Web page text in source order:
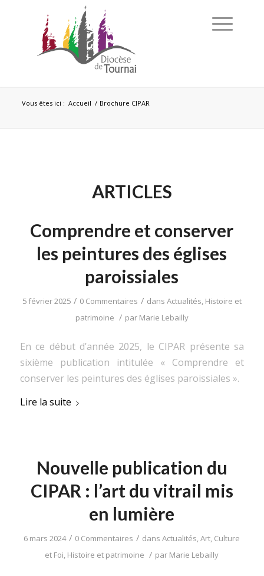
Vous êtes ici : Accueil / Brochure CIPAR
ARTICLES
Comprendre et conserver
les peintures des églises
paroissiales
5 février 2025 / 0 Commentaires / dans Actualités, Histoire et
patrimoine / par Marie Lebailly
En ce début d’année 2025, le CIPAR présente sa
sixième publication intitulée « Comprendre et
conserver les peintures des églises paroissiales ».
Lire la suite
Nouvelle publication du
CIPAR : l’art du vitrail mis
en lumière
6 mars 2024 / 0 Commentaires / dansActualités ,Art, Culture
et Foi Histoire et patrimoine / par Marie Lebailly